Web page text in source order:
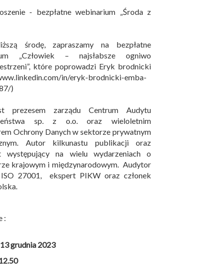
- bezpłatne webinarium „Środa z
środę, zapraszamy na bezpłatne
„Człowiek – najsłabsze ogniwo
które poprowadzi Eryk brodnicki
in/eryk-brodnicki-emba-
)
prezesem zarządu Centrum Audytu
sp. z o.o. oraz wieloletnim
Ochrony Danych w sektorze prywatnym
Autor kilkunastu publikacji oraz
występujący na wielu wydarzeniach o
krajowym i międzynarodowym. Audytor
27001, ekspert PIKW oraz członek
:
grudnia 2023